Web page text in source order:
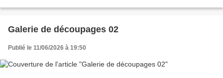
Galerie de découpages 02
Publié le 11/06/2026 à 19:50